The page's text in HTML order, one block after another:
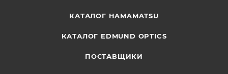
КАТАЛОГ HAMAMATSU
КАТАЛОГ EDMUND OPTICS
ПОСТАВЩИКИ